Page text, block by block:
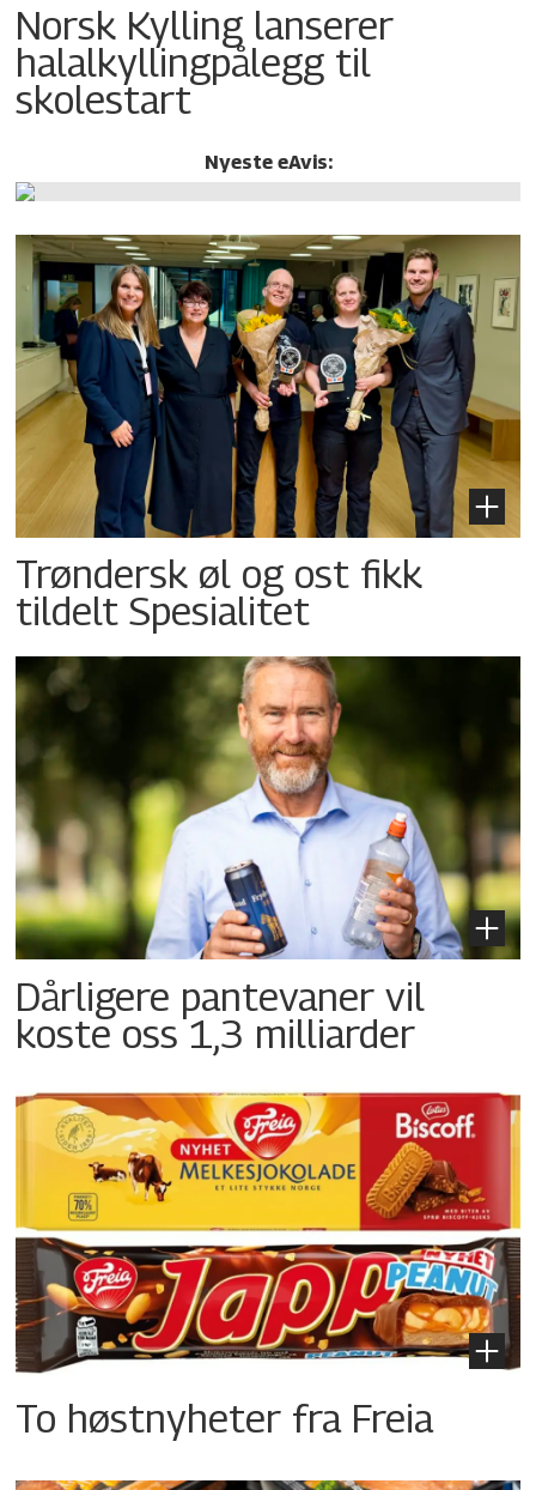
Norsk Kylling lanserer
halalkylling­pålegg til
skolestart
Nyeste eAvis:
Trøndersk øl og ost fikk
tildelt Spesialitet
Dårligere pantevaner vil
koste oss 1,3 milliarder
To høstnyheter fra Freia